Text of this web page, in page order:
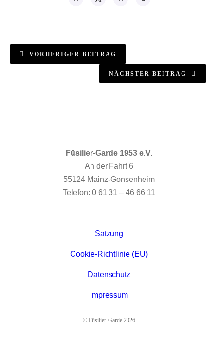
VORHERIGER BEITRAG
NÄCHSTER BEITRAG
Füsilier-Garde 1953 e.V.
An der Fahrt 6
55124 Mainz-Gonsenheim
Telefon: 0 61 31 – 46 66 11
Satzung
Cookie-Richtlinie (EU)
Datenschutz
Impressum
© Füsilier-Garde 2026